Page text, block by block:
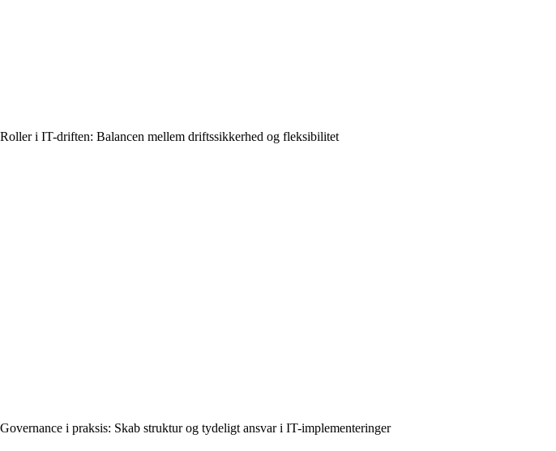
Roller i IT-driften: Balancen mellem driftssikkerhed og fleksibilitet
Governance i praksis: Skab struktur og tydeligt ansvar i IT-implementeringer